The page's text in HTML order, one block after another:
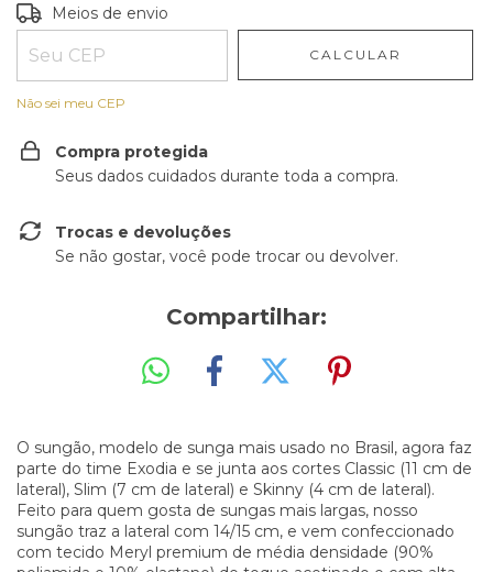
Entregas para o CEP:
Meios de envio
CALCULAR
Não sei meu CEP
Compra protegida
Seus dados cuidados durante toda a compra.
Trocas e devoluções
Se não gostar, você pode trocar ou devolver.
Compartilhar:
O sungão, modelo de sunga mais usado no Brasil, agora faz
parte do time Exodia e se junta aos cortes Classic (11 cm de
lateral), Slim (7 cm de lateral) e Skinny (4 cm de lateral).
Feito para quem gosta de sungas mais largas, nosso
sungão traz a lateral com 14/15 cm, e vem confeccionado
com tecido Meryl premium de média densidade (90%